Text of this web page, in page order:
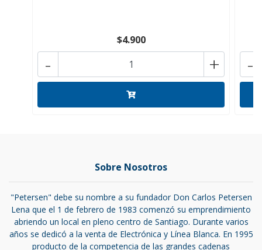
$4.900
+
- -
Sobre Nosotros
"Petersen" debe su nombre a su fundador Don Carlos Petersen
Lena que el 1 de febrero de 1983 comenzó su emprendimiento
abriendo un local en pleno centro de Santiago. Durante varios
años se dedicó a la venta de Electrónica y Línea Blanca. En 1995
producto de la competencia de las grandes cadenas